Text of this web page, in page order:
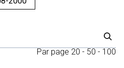
Par page 20 - 50 - 100